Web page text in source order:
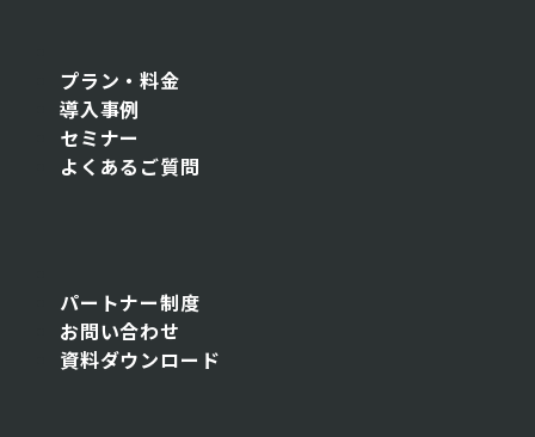
プラン・料金
導入事例
セミナー
よくあるご質問
パートナー制度
お問い合わせ
資料ダウンロード